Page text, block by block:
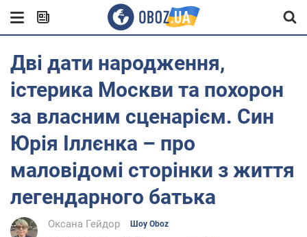
Дві дати народження,
істерика Москви та похорон
за власним сценарієм. Син
Юрія Іллєнка – про
маловідомі сторінки з життя
легендарного батька
Оксана Гейдор Шоу Oboz